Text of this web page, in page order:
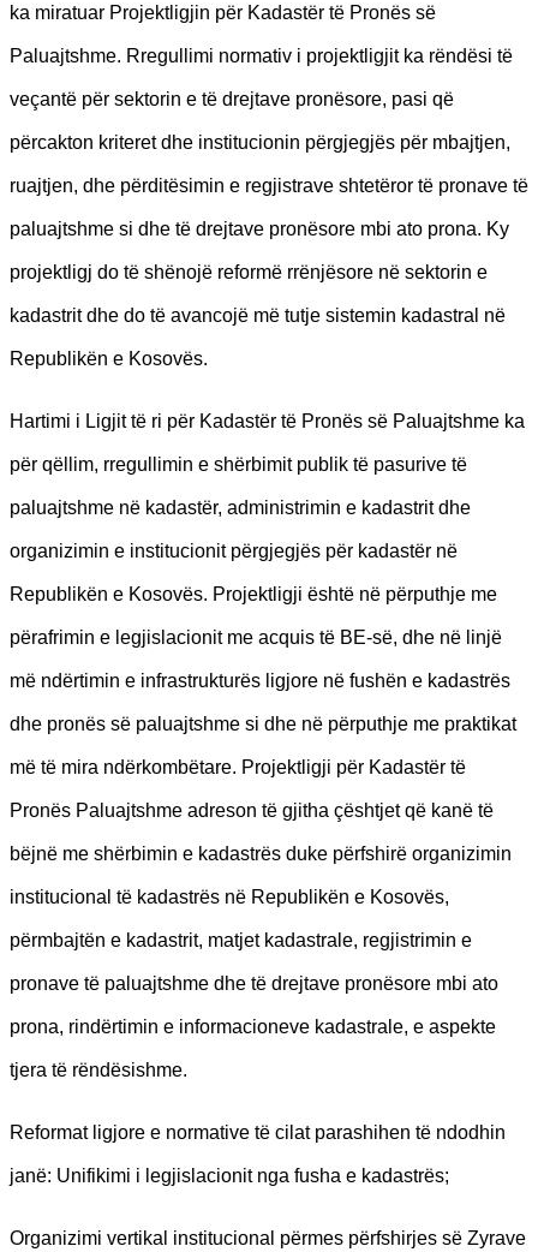
ka miratuar Projektligjin për Kadastër të Pronës së
Paluajtshme. Rregullimi normativ i projektligjit ka rëndësi të
veçantë për sektorin e të drejtave pronësore, pasi që
përcakton kriteret dhe institucionin përgjegjës për mbajtjen,
ruajtjen, dhe përditësimin e regjistrave shtetëror të pronave të
paluajtshme si dhe të drejtave pronësore mbi ato prona. Ky
projektligj do të shënojë reformë rrënjësore në sektorin e
kadastrit dhe do të avancojë më tutje sistemin kadastral në
Republikën e Kosovës.
Hartimi i Ligjit të ri për Kadastër të Pronës së Paluajtshme ka
për qëllim, rregullimin e shërbimit publik të pasurive të
paluajtshme në kadastër, administrimin e kadastrit dhe
organizimin e institucionit përgjegjës për kadastër në
Republikën e Kosovës. Projektligji është në përputhje me
përafrimin e legjislacionit me acquis të BE-së, dhe në linjë
më ndërtimin e infrastrukturës ligjore në fushën e kadastrës
dhe pronës së paluajtshme si dhe në përputhje me praktikat
më të mira ndërkombëtare. Projektligji për Kadastër të
Pronës Paluajtshme adreson të gjitha çështjet që kanë të
bëjnë me shërbimin e kadastrës duke përfshirë organizimin
institucional të kadastrës në Republikën e Kosovës,
përmbajtën e kadastrit, matjet kadastrale, regjistrimin e
pronave të paluajtshme dhe të drejtave pronësore mbi ato
prona, rindërtimin e informacioneve kadastrale, e aspekte
tjera të rëndësishme.
Reformat ligjore e normative të cilat parashihen të ndodhin
janë: Unifikimi i legjislacionit nga fusha e kadastrës;
Organizimi vertikal institucional përmes përfshirjes së Zyrave